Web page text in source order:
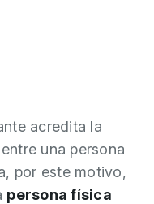
acredita la
una persona
por este motivo,
persona física